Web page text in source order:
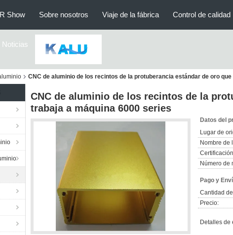
Show Sobre nosotros Viaje de la fábrica Control de calidad
Noticias
CNC de aluminio de los recintos de la protuberancia estándar de oro
CNC de aluminio de los recintos de la
trabaja a máquina 6000 series
Datos del
Lugar de
Nombre de
Número de
Pago y
Cantidad
Precio:
Detalles de